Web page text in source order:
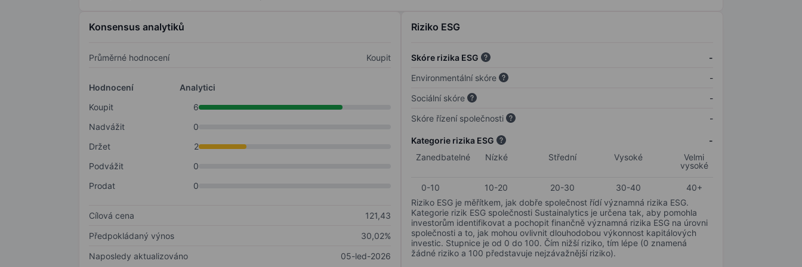
Konsensus analytiků
Průměrné hodnocení Koupit
Hodnocení
Analytici
Koupit
6
Nadvážit
0
Držet
2
Podvážit
0
Prodat
0
Cílová cena
121,43
Předpokládaný výnos
30,02%
Naposledy aktualizováno
05-led-2026
Riziko ESG
Skóre rizika ESG
-
Environmentální skóre
-
Sociální skóre
-
Skóre řízení společnosti
-
Kategorie rizika ESG
-
Zanedbatelné
Nízké Střední Vysoké
Velmi
vysoké
0-10 10-20 20-30 30-40
40+
Riziko ESG je měřítkem, jak dobře společnost řídí významná rizika ESG.
Kategorie rizik ESG společnosti Sustainalytics je určena tak, aby pomohla
investorům identifikovat a pochopit finančně významná rizika ESG na úrovni
společnosti a to, jak mohou ovlivnit dlouhodobou výkonnost kapitálových
investic. Stupnice je od 0 do 100. Čím nižší riziko, tím lépe (0 znamená
žádné riziko a 100 představuje nejzávažnější riziko).